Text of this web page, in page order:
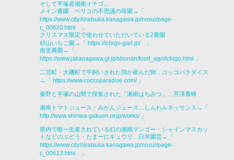
そして平塚産湘南イチゴ…
メイン農園 ベリコの不思議の苺園→「
https://www.city.hiratsuka.kanagawa.jp/nosui/page-
c_00620.html
」
クリスマス限定で使わせていただいている2農園
杉山いちご園→「
https://ichigo-gari.jp/ 」
南里農園→「
https://www.jakanagawa.gr.jp/shonan/food_agri/ichigo.html
」
二宮町・大磯町で平飼いされた鶏が産んだ卵…コッコパラダイス
→「
https://www.coccoparadise.com/」
秦野と平塚の山間で採集された「湘南はちみつ」…芹澤養蜂
湘南トマトジュース・みかんジュース…しんわルネッサンス→「
http://www.shinwa-gakuen.or.jp/works/」
県内で唯一生産されている幻の湘南マンゴー・シャインマスカッ
トなどのぶどう・たまーにキュウリ…臼井園芸→「
https://www.city.hiratsuka.kanagawa.jp/nosui/page-
c_00613.html
」